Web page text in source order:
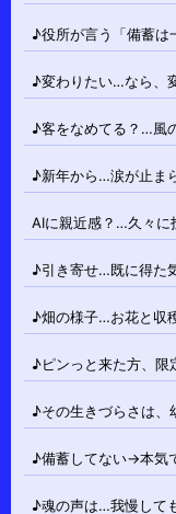
♪役所が言う「備蓄は
♪変わりたい…なら、
♪客をなめてる？…風
♪新年から…涙が止ま
AIに親近感？…久々に
♪引き寄せ…既に得た
♪畑の様子…お花と収
♪ピンっと来た方、限
♪その生きづらさは、
♪備蓄してない→本気
♪魂の声は…我慢して